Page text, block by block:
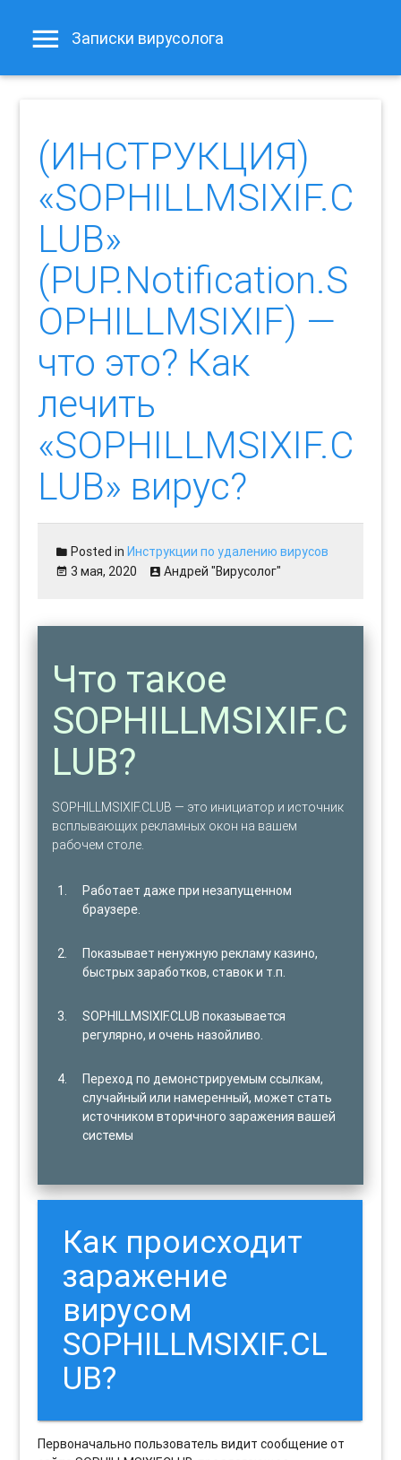
Записки вирусолога
(ИНСТРУКЦИЯ)
«SOPHILLMSIXIF.C
LUB»
(PUP.Notification.S
OPHILLMSIXIF) —
что это? Как
лечить
«SOPHILLMSIXIF.C
LUB» вирус?
Posted inИнструкции по удалению вирусов
3 мая, 2020
Андрей "Вирусолог"
Что такое
SOPHILLMSIXIF.C
LUB?
SOPHILLMSIXIF.CLUB — это инициатор и источник
всплывающих рекламных окон на вашем
рабочем столе.
Работает даже при незапущенном
браузере.
Показывает ненужную рекламу казино,
быстрых заработков, ставок и т.п.
SOPHILLMSIXIF.CLUB показывается
регулярно, и очень назойливо.
Переход по демонстрируемым ссылкам,
случайный или намеренный, может стать
источником вторичного заражения вашей
системы
Как происходит
заражение
вирусом
SOPHILLMSIXIF.CL
UB?
Первоначально пользователь видит сообщение от